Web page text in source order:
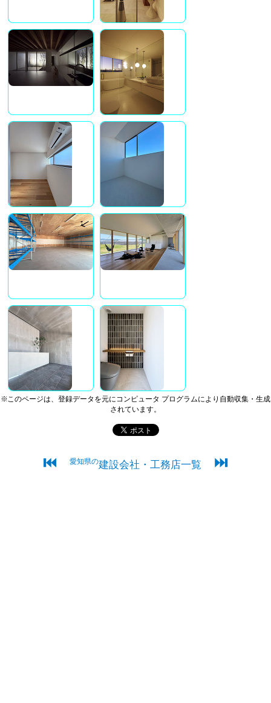
※このページは、登録データを元にコンピュータ プログラムにより自動収集・生成
されています。
⏮ 愛知県の建設会社・工務店一覧 ⏭